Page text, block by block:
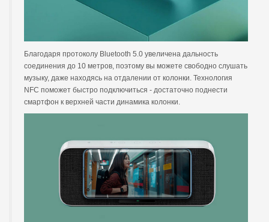
Благодаря протоколу Bluetooth 5.0 увеличена дальность
соединения до 10 метров, поэтому вы можете свободно слушать
музыку, даже находясь на отдалении от колонки. Технология
NFC поможет быстро подключиться - достаточно поднести
смартфон к верхней части динамика колонки.